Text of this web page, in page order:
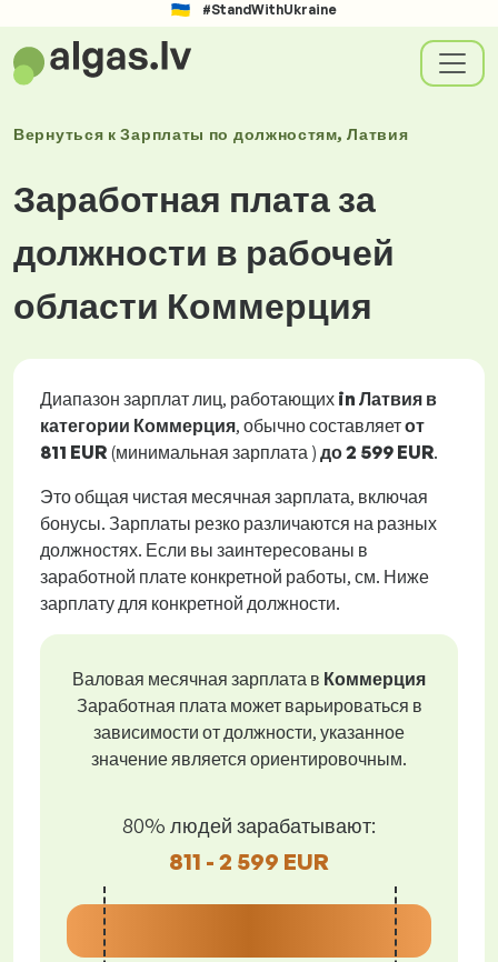
#StandWithUkraine
Вернуться кЗарплаты по должностям, Латвия
Заработная плата за
должности в рабочей
области Коммерция
Диапазон зарплат лиц, работающих in Латвия в
категории Коммерция, обычно составляетот
811 EUR (минимальная зарплата ) до2 599 EUR.
Это общая чистая месячная зарплата, включая
бонусы. Зарплаты резко различаются на разных
должностях. Если вы заинтересованы в
заработной плате конкретной работы, см. Ниже
зарплату для конкретной должности.
Валовая месячная зарплата в Коммерция
Заработная плата может варьироваться в
зависимости от должности, указанное
значение является ориентировочным.
80% людей зарабатывают:
811 - 2 599 EUR